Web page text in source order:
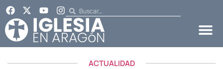
ACTUALIDAD